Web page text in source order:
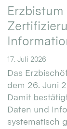
17. Juli 2026
Das
dem 26. Juni
Damit
Daten und
systematisch